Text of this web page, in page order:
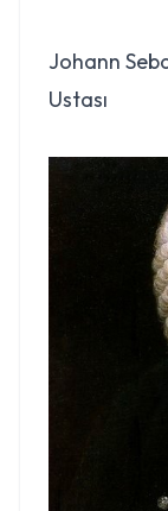
Johann
Ustası